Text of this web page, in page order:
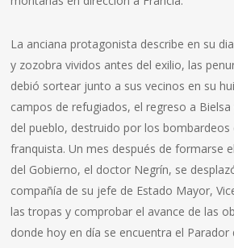
La anciana protagonista describe en su
y zozobra vividos antes del exilio, las
debió sortear junto a sus vecinos en su
campos de refugiados, el regreso a
del pueblo, destruido por los bombardeos
franquista. Un mes después de formarse
del Gobierno, el doctor Negrín, se
compañía de su jefe de Estado Mayor,
las tropas y comprobar el avance de las
donde hoy en día se encuentra el